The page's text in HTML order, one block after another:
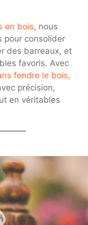
en bois, nous
pour consolider
des barreaux, et
favoris. Avec
fendre le bois,
précision,
en véritables